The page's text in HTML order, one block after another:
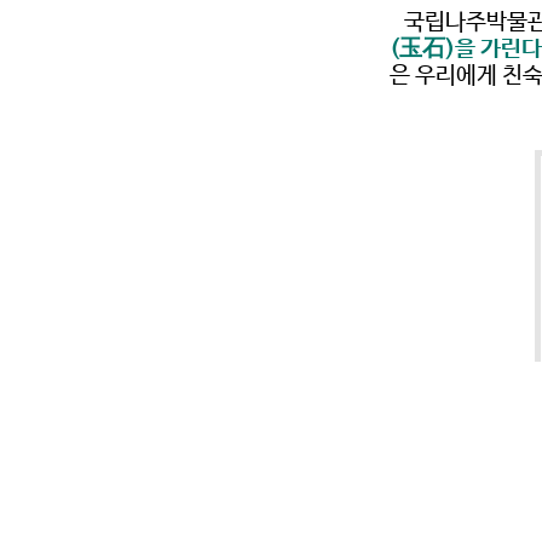
국립나주박물
(玉石)을 가린
은 우리에게 친